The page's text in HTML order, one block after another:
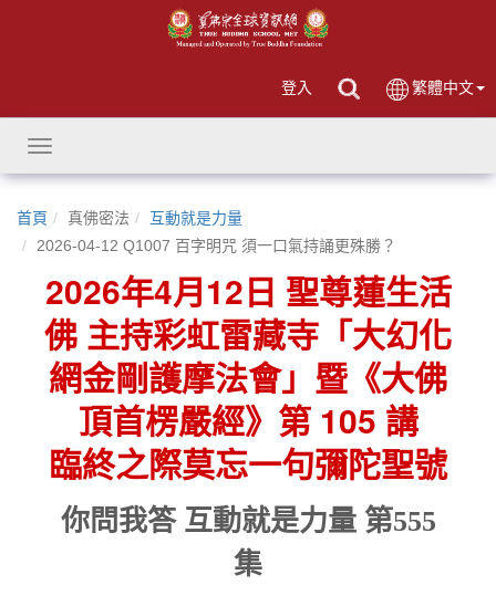
登入 繁體中文
Toggle
navigation
首頁 真佛密法
互動就是力量
2026-04-12 Q1007 百字明咒 須一口氣持誦更殊勝？
2026年4月12日 聖尊蓮生活
佛 主持彩虹雷藏寺「大幻化
網金剛護摩法會」暨《大佛
頂首楞嚴經》第 105 講
臨終之際莫忘一句彌陀聖號
你問我答 互動就是力量 第555
集